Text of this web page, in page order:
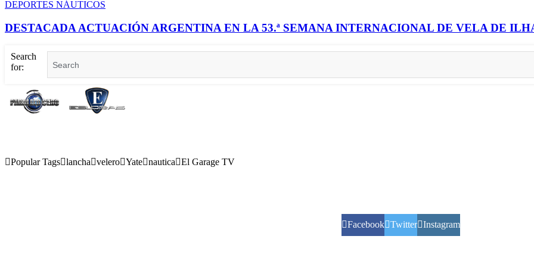
DEPORTES NÁUTICOS
DESTACADA ACTUACIÓN ARGENTINA EN LA 53.ª SEMANA INTERNACIONAL DE VELA DE
Search
for:
Popular Tags lancha velero Yate nautica El Garage TV
Facebook Twitter Instagram